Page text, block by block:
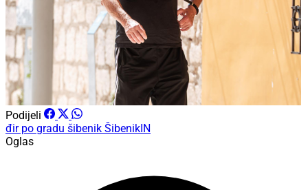
Podijeli
đir po gradu šibenik ŠibenikIN
Oglas